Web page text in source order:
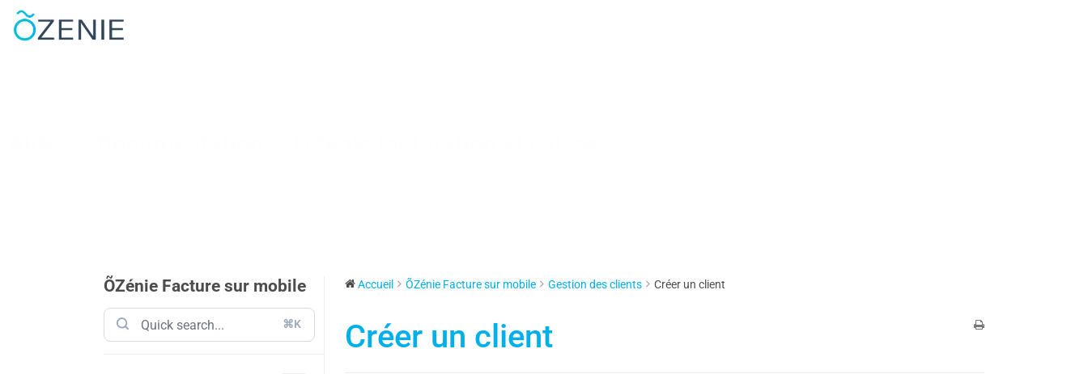
ÕZénie Facture sur mobile
⌘K
Accueil ÕZénie Facture sur mobile Gestion des clients Créer un client
Créer un client